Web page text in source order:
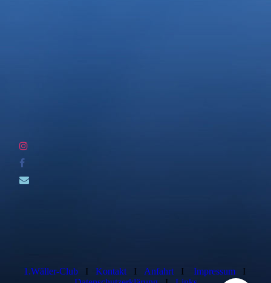
1.Wäller-ClubI KontaktI AnfahrtI ImpressumI